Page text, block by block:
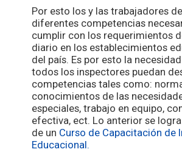
Por esto los y las trabajadores
diferentes competencias
cumplir con los requerimientos
diario en los establecimientos
del país. Es por esto la
todos los inspectores puedan
competencias tales como:
conocimientos de las
especiales, trabajo en equipo,
efectiva, ect. Lo anterior se
de un Curso de Capacitación de
Educacional.